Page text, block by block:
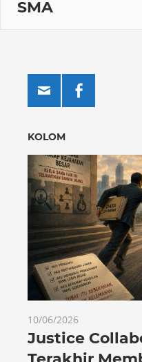
SMA
KOLOM
10/06/2026
Justice